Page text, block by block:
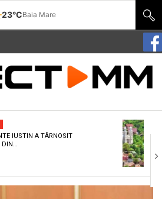
23°CBaia Mare
IUSTIN A TÂRNOSIT
DIN…